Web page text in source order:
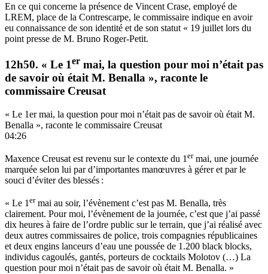
En ce qui concerne la présence de Vincent Crase, employé de
LREM, place de la Contrescarpe, le commissaire indique en avoir
eu connaissance de son identité et de son statut « 19 juillet lors du
point presse de M. Bruno Roger-Petit.
12h50. « Le 1er mai, la question pour moi n’était pas
de savoir où était M. Benalla », raconte le
commissaire Creusat
« Le 1er mai, la question pour moi n’était pas de savoir où était M.
Benalla », raconte le commissaire Creusat
04:26
Maxence Creusat est revenu sur le contexte du 1 ermai, une journée
marquée selon lui par d’importantes manœuvres à gérer et par le
souci d’éviter des blessés :
« Le 1 ermai au soir, l’évènement c’est pas M. Benalla, très
clairement. Pour moi, l’évènement de la journée, c’est que j’ai passé
dix heures à faire de l’ordre public sur le terrain, que j’ai réalisé avec
deux autres commissaires de police, trois compagnies républicaines
et deux engins lanceurs d’eau une poussée de 1.200 black blocks,
individus cagoulés, gantés, porteurs de cocktails Molotov (…) La
question pour moi n’était pas de savoir où était M. Benalla. »